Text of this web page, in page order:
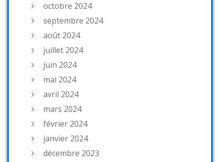
octobre 2024
septembre 2024
août 2024
juillet 2024
juin 2024
mai 2024
avril 2024
mars 2024
février 2024
janvier 2024
décembre 2023